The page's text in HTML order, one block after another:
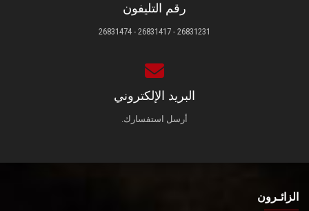
رقم التليفون
26831231 - 26831417 - 26831474
البريد الإلكتروني
أرسل استفسارك.
الزائـرون